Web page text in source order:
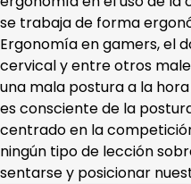
se trabaja de forma
Ergonomía en gamers, el
cervical y entre otros
una mala postura a la
es consciente de la
centrado en la
ningún tipo de lección
sentarse y posicionar